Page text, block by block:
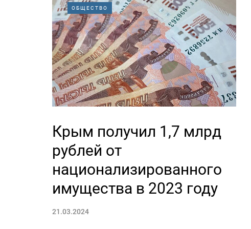
ОБЩЕСТВО
Крым получил 1,7 млрд
рублей от
национализированного
имущества в 2023 году
21.03.2024